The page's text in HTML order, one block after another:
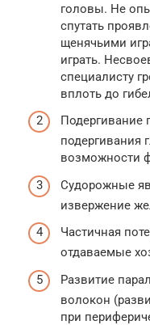
головы. Не
спутать
щенячьими
играть.
специалисту
вплоть до
Подергивание
подергивания
возможности
Судорожные
извержение
Частичная
отдаваемые
Развитие
волокон
при